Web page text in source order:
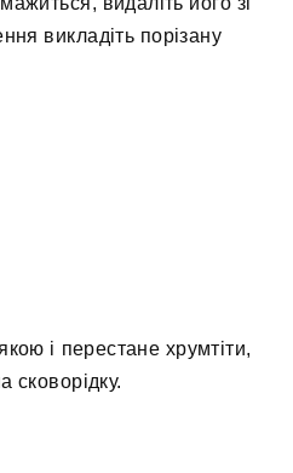
викладіть порізану
і перестане хрумтіти,
сковорідку.